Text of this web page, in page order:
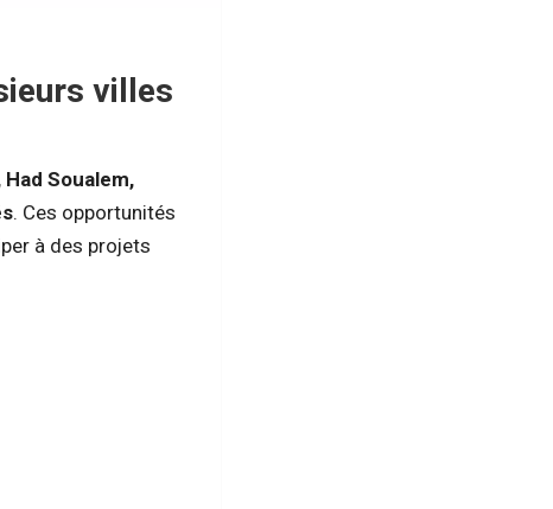
villes
Soualem,
. Ces opportunités
à des projets